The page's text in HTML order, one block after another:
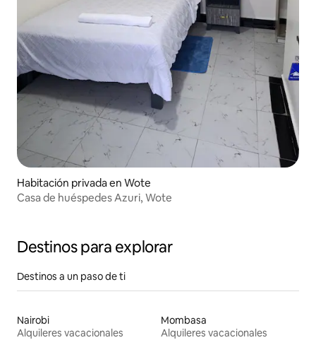
Habitación privada en Wote
Casa de huéspedes Azuri, Wote
Destinos para explorar
Destinos a un paso de ti
Nairobi
Alquileres vacacionales
Mombasa
Alquileres vacacionales